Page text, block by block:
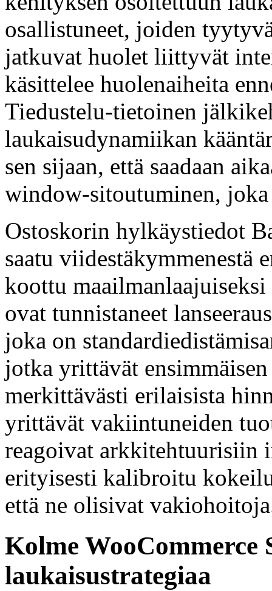
osallistuneet, joiden
jatkuvat huolet liittyvät
käsittelee huolenaiheita
Tiedustelu-tietoinen
laukaisudynamiikan
sen sijaan, että saadaan
window-sitoutuminen,
Ostoskorin hylkäystiedot
saatu viidestäkymmenestä
koottu
ovat tunnistaneet
joka on
jotka yrittävät
merkittävästi erilaisista
yrittävät vakiintuneiden
reagoivat arkkitehtuurisiin
erityisesti kalibroitu
että ne olisivat
Kolme WooCommerce
laukaisustrategiaa